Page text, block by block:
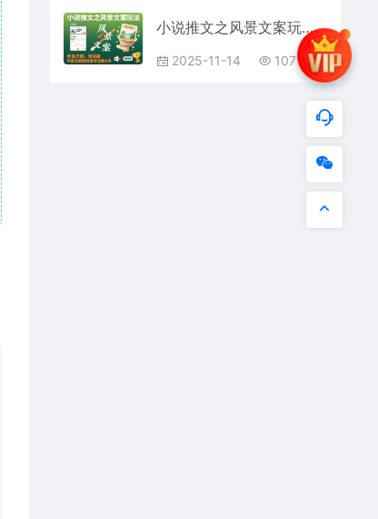
小说推文之风景文案玩法，条条万播，转化高，风景文案居然也可以爆大单！
2025-11-14 107